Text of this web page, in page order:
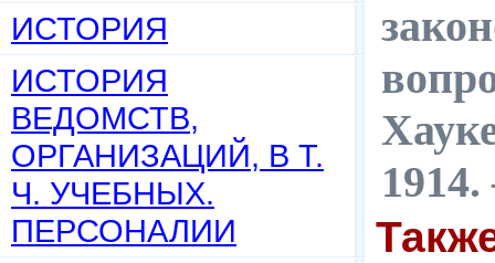
ИСТОРИЯ
ИСТОРИЯ
ВЕДОМСТВ,
ОРГАНИЗАЦИЙ, В Т.
Ч. УЧЕБНЫХ.
ПЕРСОНАЛИИ